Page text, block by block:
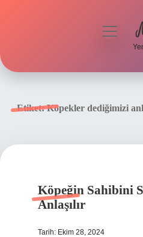
menüyü
Etiket:Köpekler dediğimizi
Köpeğin Sahibini
Anlaşılır
Tarih: Ekim 28, 2024